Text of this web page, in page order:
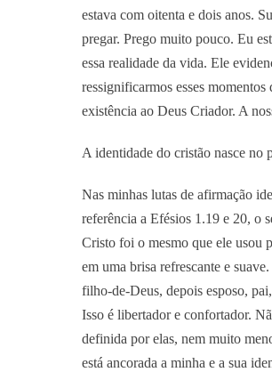
estava com oitenta e dois anos.
pregar. Prego muito pouco. Eu
essa realidade da vida. Ele
ressignificarmos esses
existência ao Deus Criador. A
A identidade do cristão nasce no
Nas minhas lutas de afirmação
referência a Efésios 1.19 e 20, o
Cristo foi o mesmo que ele usou
em uma brisa refrescante e
filho-de-Deus, depois esposo,
Isso é libertador e confortador.
definida por elas, nem muito
está ancorada a minha e a sua